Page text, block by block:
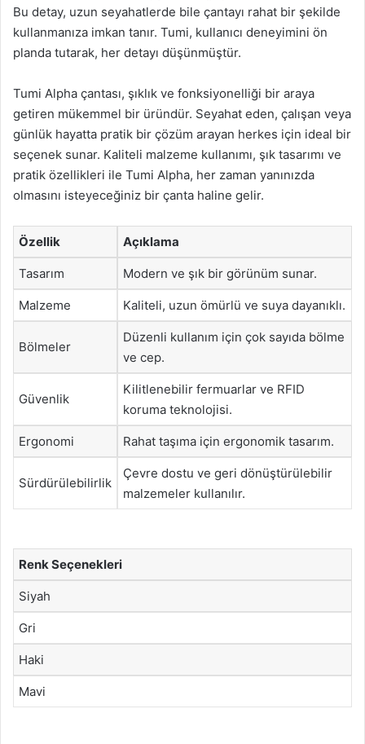
Bu detay, uzun seyahatlerde bile çantayı rahat bir şekilde
kullanmanıza imkan tanır. Tumi, kullanıcı deneyimini ön
planda tutarak, her detayı düşünmüştür.
Tumi Alpha çantası, şıklık ve fonksiyonelliği bir araya
getiren mükemmel bir üründür. Seyahat eden, çalışan veya
günlük hayatta pratik bir çözüm arayan herkes için ideal bir
seçenek sunar. Kaliteli malzeme kullanımı, şık tasarımı ve
pratik özellikleri ile Tumi Alpha, her zaman yanınızda
olmasını isteyeceğiniz bir çanta haline gelir.
Özellik Açıklama
Tasarım Modern ve şık bir görünüm sunar.
Malzeme Kaliteli, uzun ömürlü ve suya dayanıklı.
Bölmeler
Düzenli kullanım için çok sayıda bölme
ve cep.
Güvenlik
Kilitlenebilir fermuarlar ve RFID
koruma teknolojisi.
Ergonomi Rahat taşıma için ergonomik tasarım.
Sürdürülebilirlik
Çevre dostu ve geri dönüştürülebilir
malzemeler kullanılır.
Renk Seçenekleri
Siyah
Gri
Haki
Mavi